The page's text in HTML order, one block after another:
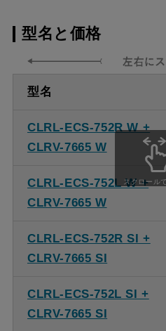
方給排気
ダクト方向 上
方給排気
最
備考
点
法
く
型名と価格
型名
CLRL-ECS-752R W +
CLRV-7665 W
CLRL-ECS-752L W +
CLRV-7665 W
CLRL-ECS-752R SI +
CLRV-7665 SI
CLRL-ECS-752L SI +
CLRV-7665 SI
スクロール